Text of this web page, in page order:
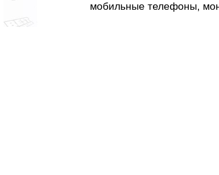
мобильные телефоны,